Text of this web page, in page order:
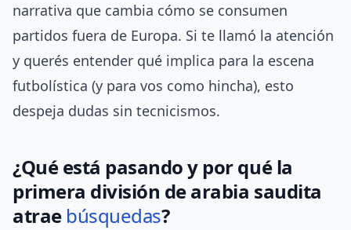
narrativa que cambia cómo se consumen
partidos fuera de Europa. Si te llamó la atención
y querés entender qué implica para la escena
futbolística (y para vos como hincha), esto
despeja dudas sin tecnicismos.
¿Qué está pasando y por qué la
primera división de arabia saudita
atrae búsquedas?